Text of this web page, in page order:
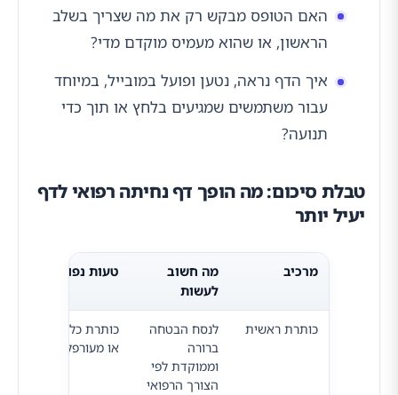
האם הטופס מבקש רק את מה שצריך בשלב
הראשון, או שהוא מעמיס מוקדם מדי?
איך הדף נראה, נטען ופועל במובייל, במיוחד
עבור משתמשים שמגיעים בלחץ או תוך כדי
תנועה?
טבלת סיכום: מה הופך דף נחיתה רפואי לדף
יעיל יותר
מרכיב
מה חשוב
לעשות
טעות נפוצה
כותרת ראשית
לנסח הבטחה
ברורה
וממוקדת לפי
הצורך הרפואי
כותרת כללית
או מעורפלת